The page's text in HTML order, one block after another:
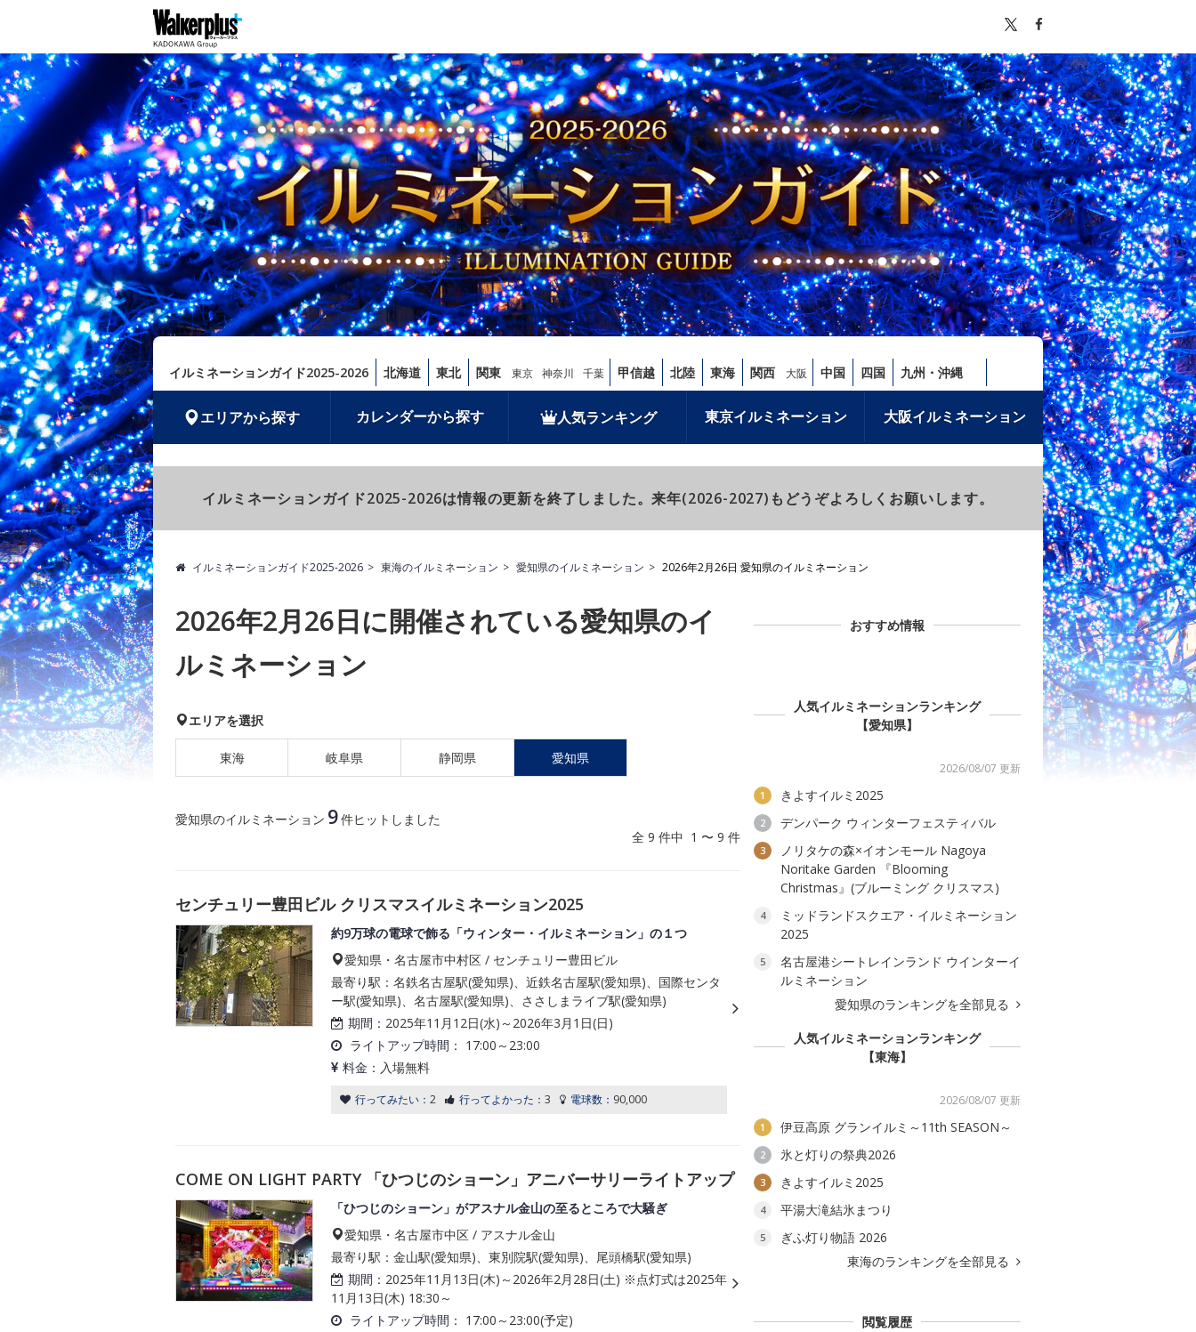
イルミネーションガイド2025-2026 北海道 東北 関東 東京 神奈川 千葉 甲信越 北陸 東海 関西 大阪 中国 四国 九州・沖縄
エリアから探す カレンダーから探す 人気ランキング 東京イルミネーション 大阪イルミネーション
イルミネーションガイド2025-2026は情報の更新を終了しました。来年(2026-2027)もどうぞよろしくお願いします。
イルミネーションガイド2025-2026 東海のイルミネーション 愛知県のイルミネーション 2026年2月26日 愛知県のイルミネーション
2026年2月26日に開催されている愛知県のイ
ルミネーション
エリアを選択
東海 岐阜県 静岡県 愛知県
愛知県のイルミネーション 9件ヒットしました
全 9 件中 1 〜 9 件
センチュリー豊田ビル クリスマスイルミネーション2025
約9万球の電球で飾る「ウィンター・イルミネーション」の１つ
愛知県・名古屋市中村区 / センチュリー豊田ビル
最寄り駅：名鉄名古屋駅(愛知県)、近鉄名古屋駅(愛知県)、国際センタ
ー駅(愛知県)、名古屋駅(愛知県)、ささしまライブ駅(愛知県)
期間： 2025年11月12日(水)～2026年3月1日(日)
ライトアップ時間： 17:00～23:00
料金： 入場無料
行ってみたい： 2 行ってよかった： 3 電球数： 90,000
COME ON LIGHT PARTY 「ひつじのショーン」アニバーサリーライトアップ
「ひつじのショーン」がアスナル金山の至るところで大騒ぎ
愛知県・名古屋市中区 / アスナル金山
最寄り駅：金山駅(愛知県)、東別院駅(愛知県)、尾頭橋駅(愛知県)
期間： 2025年11月13日(木)～2026年2月28日(土) ※点灯式は2025年
11月13日(木) 18:30～
ライトアップ時間： 17:00～23:00(予定)
おすすめ情報
人気イルミネーションランキング
【愛知県】
2026/08/07 更新
1 きよすイルミ2025
2 デンパーク ウィンターフェスティバル
3
ノリタケの森×イオンモール Nagoya
Noritake Garden 『Blooming
Christmas』(ブルーミング クリスマス)
4
ミッドランドスクエア・イルミネーション
2025
5
名古屋港シートレインランド ウインターイ
ルミネーション
愛知県のランキングを全部見る
人気イルミネーションランキング
【東海】
2026/08/07 更新
1 伊豆高原 グランイルミ～11th SEASON～
2 氷と灯りの祭典2026
3 きよすイルミ2025
4 平湯大滝結氷まつり
5
ぎふ灯り物語 2026
東海のランキングを全部見る
閲覧履歴